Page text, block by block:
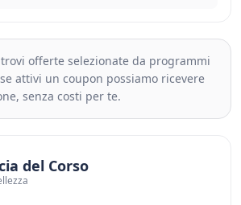
offerte selezionate da programmi
attivi un coupon possiamo ricevere
senza costi per te.
del Corso